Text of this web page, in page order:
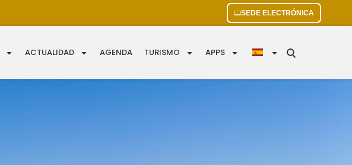
SEDE ELECTRÓNICA
ACTUALIDAD AGENDA TURISMO APPS